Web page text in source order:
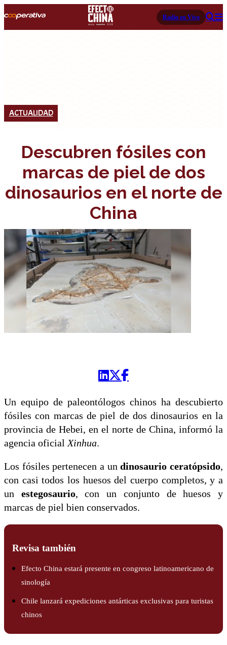
Radio en Vivo
ACTUALIDAD
Descubren fósiles con
marcas de piel de dos
dinosaurios en el norte de
China
Un equipo de paleontólogos chinos ha descubierto
fósiles con marcas de piel de dos dinosaurios en la
provincia de Hebei, en el norte de China, informó la
agencia oficial Xinhua.
Los fósiles pertenecen a undinosaurio ceratópsido,
con casi todos los huesos del cuerpo completos, y a
un estegosaurio, con un conjunto de huesos y
marcas de piel bien conservados.
Revisa también
Efecto China estará presente en congreso latinoamericano de
sinología
Chile lanzará expediciones antárticas exclusivas para turistas
chinos